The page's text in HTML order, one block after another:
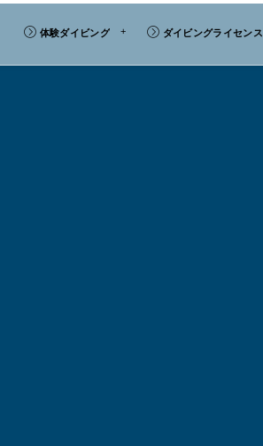
体験ダイビング ダイビングライセンス